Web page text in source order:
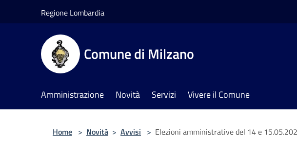
Regione Lombardia
Comune di Milzano
Amministrazione Novità Servizi Vivere il Comune
Home > Novità > Avvisi > Elezioni amministrative del 14 e